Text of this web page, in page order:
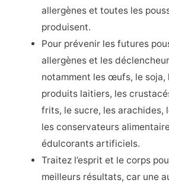
allergènes et toutes les
produisent.
Pour prévenir les futures
allergènes et les
notamment les œufs, le soja,
produits laitiers, les
frits, le sucre, les arachides,
les conservateurs
édulcorants artificiels.
Traitez l’esprit et le corps
meilleurs résultats, car une